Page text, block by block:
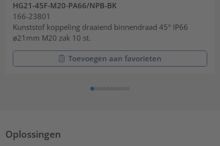
HG21-45F-M20-PA66/NPB-BK
166-23801
Kunststof koppeling draaiend binnendraad 45° IP66
ø21mm M20 zak 10 st.
Toevoegen aan favorieten
Oplossingen